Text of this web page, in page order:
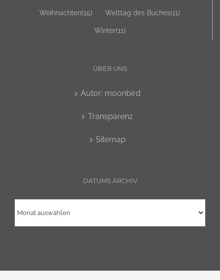
Weihnachten(15) Welttag des Buches(11)
Winter(11)
ÜBER UNS
Autor: moonbird
Transparenz
Sitemap
DATUMS ARCHIV
Archiv